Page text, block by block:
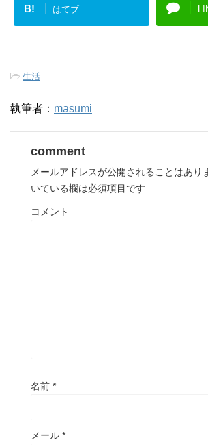
B! はてブ
-生活
執筆者： masumi
comment
メールアドレスが公開されることはあり
いている欄は必須項目です
コメント
名前 *
メール *